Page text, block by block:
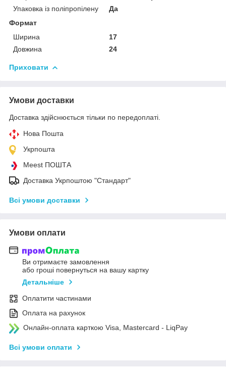
Упаковка із поліпропілену
Да
Формат
Ширина
17
Довжина
24
Приховати
Умови доставки
Доставка здійснюється тільки по передоплаті.
Нова Пошта
Укрпошта
Meest ПОШТА
Доставка Укрпоштою "Стандарт"
Всі умови доставки
Умови оплати
Ви отримаєте замовлення
або гроші повернуться на вашу картку
Детальніше
Оплатити частинами
Оплата на рахунок
Онлайн-оплата карткою Visa, Mastercard - LiqPay
Всі умови оплати